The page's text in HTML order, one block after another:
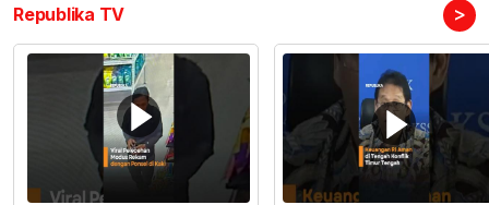
Republika TV >